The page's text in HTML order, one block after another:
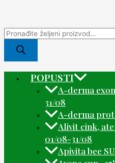
POPUSTI
A-derma
31/08
A-derma
Alivit cink,
01/08-31/08
Apivita bee